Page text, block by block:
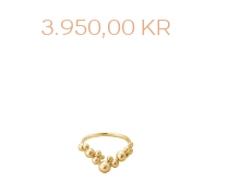
3.950,00 KR